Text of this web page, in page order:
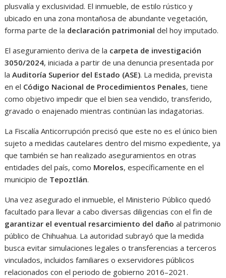
plusvalía y exclusividad. El inmueble, de estilo rústico y
ubicado en una zona montañosa de abundante vegetación,
forma parte de la declaración patrimonial del hoy imputado.
El aseguramiento deriva de la carpeta de investigación
3050/2024, iniciada a partir de una denuncia presentada por
laAuditoría Superior del Estado (ASE). La medida, prevista
en el Código Nacional de Procedimientos Penales, tiene
como objetivo impedir que el bien sea vendido, transferido,
gravado o enajenado mientras continúan las indagatorias.
La Fiscalía Anticorrupción precisó que este no es el único bien
sujeto a medidas cautelares dentro del mismo expediente, ya
que también se han realizado aseguramientos en otras
entidades del país, como Morelos, específicamente en el
municipio de Tepoztlán.
Una vez asegurado el inmueble, el Ministerio Público quedó
facultado para llevar a cabo diversas diligencias con el fin de
garantizar el eventual resarcimiento del daño al patrimonio
público de Chihuahua. La autoridad subrayó que la medida
busca evitar simulaciones legales o transferencias a terceros
vinculados, incluidos familiares o exservidores públicos
relacionados con el periodo de gobierno 2016–2021.